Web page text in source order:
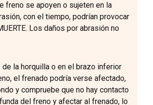
freno se apoyen o sujeten en la
con el tiempo, podrían provocar
Los daños por abrasión no
la horquilla o en el brazo inferior
el frenado podría verse afectado,
y compruebe que no hay contacto
del freno y afectar al frenado, lo